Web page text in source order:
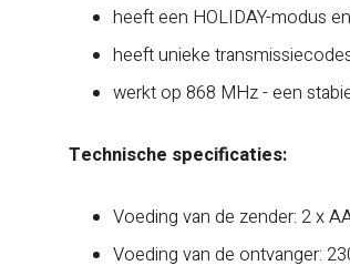
heeft een HOLIDAY-modus
heeft unieke
werkt op 868 MHz - een
Technische specificaties:
Voeding van de zender: 2 x
Voeding van de ontvanger: